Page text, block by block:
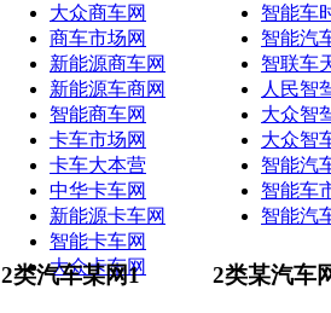
大众商车网
商车市场网
新能源商车网
新能源车商网
智能商车网
卡车市场网
卡车大本营
中华卡车网
新能源卡车网
智能卡车网
大众卡车网
智能车
智能汽
智联车
人民智
大众智
大众智
智能汽
智能车
智能汽
2类汽车某网1 2类某汽车